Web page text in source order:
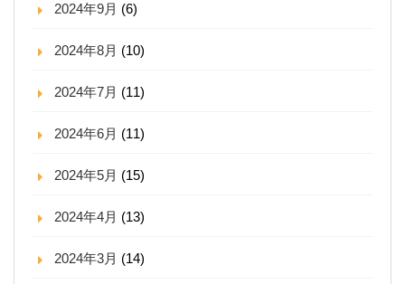
2024年9月 (6)
2024年8月 (10)
2024年7月 (11)
2024年6月 (11)
2024年5月 (15)
2024年4月 (13)
2024年3月 (14)